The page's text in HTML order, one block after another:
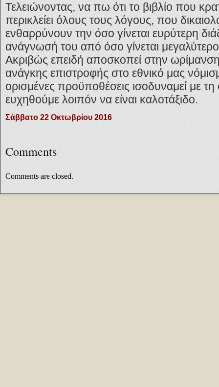
Τελειώνοντας, να πω ότι το βιβλίο που
περικλείει όλους τους λόγους, που
ενθαρρύνουν την όσο γίνεται ευρύτερη
ανάγνωσή του από όσο γίνεται
Ακριβώς επειδή αποσκοπεί στην
ανάγκης επιστροφής στο εθνικό μας
ορισμένες προϋποθέσεις ισοδυναμεί με
ευχηθούμε λοιπόν να είναι καλοτάξιδο.
Σάββατο 22 Οκτωβρίου 2016
Comments
Comments are closed.